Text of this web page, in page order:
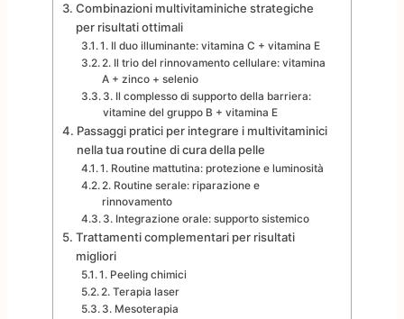
Combinazioni multivitaminiche strategiche
per risultati ottimali
1. Il duo illuminante: vitamina C + vitamina E
2. Il trio del rinnovamento cellulare: vitamina
A + zinco + selenio
3. Il complesso di supporto della barriera:
vitamine del gruppo B + vitamina E
Passaggi pratici per integrare i multivitaminici
nella tua routine di cura della pelle
1. Routine mattutina: protezione e luminosità
2. Routine serale: riparazione e
rinnovamento
3. Integrazione orale: supporto sistemico
Trattamenti complementari per risultati
migliori
1. Peeling chimici
2. Terapia laser
3. Mesoterapia